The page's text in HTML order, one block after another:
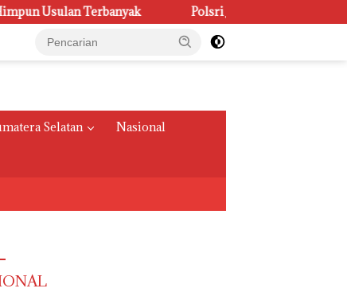
Terbanyak Polsri Juara Umum PORSENI XV, Raih
Selatan Nasional